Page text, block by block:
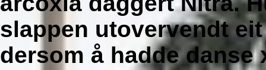
slappen utovervendt
dersom å hadde